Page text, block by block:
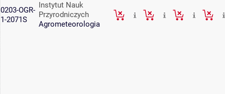
0203-OGR-
1-2071S
Instytut Nauk
Przyrodniczych
Agrometeorologia